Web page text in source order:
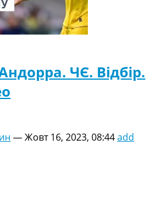
ЧЄ. Відбір.
—Жовт 16, 2023, 08:44add